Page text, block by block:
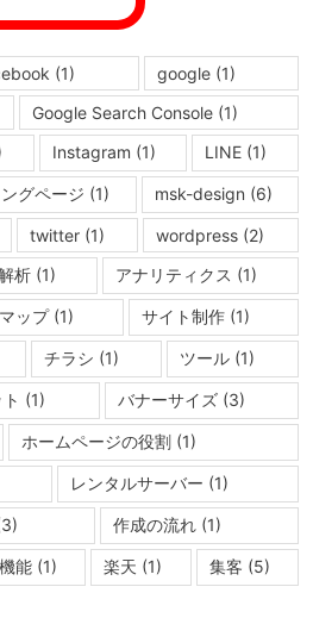
(1) google(1)
Google Search Console (1)
Instagram (1) LINE (1)
グページ (1) msk-design (6)
twitter(1) wordpress (2)
析 (1) アナリティクス (1)
ップ(1) サイト制作(1)
チラシ (1) ツール (1)
(1) バナーサイズ(3)
ホームページの役割(1)
レンタルサーバー (1)
作成の流れ (1)
能(1) 楽天 (1) 集客 (5)